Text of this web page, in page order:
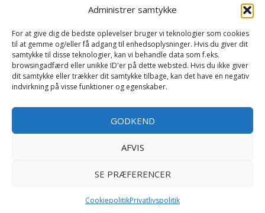
Administrer samtykke
For at give dig de bedste oplevelser bruger vi teknologier som cookies
til at gemme og/eller få adgang til enhedsoplysninger. Hvis du giver dit
samtykke til disse teknologier, kan vi behandle data som f.eks.
browsingadfærd eller unikke ID'er på dette websted. Hvis du ikke giver
dit samtykke eller trækker dit samtykke tilbage, kan det have en negativ
indvirkning på visse funktioner og egenskaber.
GODKEND
AFVIS
SE PRÆFERENCER
CookiepolitikPrivatlivspolitik
Kompressor
Pressemaskiner
Save
Søjlebore- & bænkboremaskiner
Copyright BilligtByg.dk -Cookie politik-Privatlivspolitik